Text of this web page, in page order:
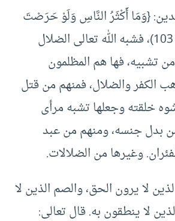
{وَمَا أَكْثَرُ النَّاسِ وَلَوْ حَرَصْتَ
بِمُؤْمِنِينَ} (يوسف: 103)، فشبه الله تعالى الضلال
من تشبيه، فها هم المظلمون
الكفر والضلال، فمنهم من قتل
خلقته وجعلها تشبه مرأى
بدل جنسه، ومنهم من عبد
وغيرها من الضلالات.
لا يرون الحق، والصم الذين لا
لا ينطقون به. قال تعالى: